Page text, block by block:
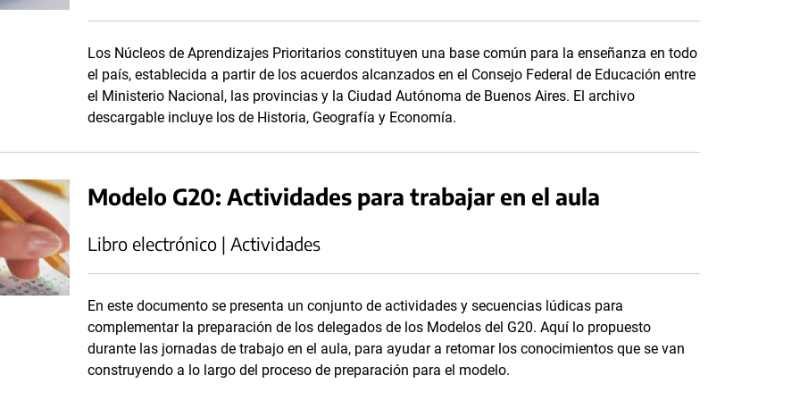
Los Núcleos de Aprendizajes Prioritarios constituyen una base común para la enseñanza en todo
el país, establecida a partir de los acuerdos alcanzados en el Consejo Federal de Educación entre
el Ministerio Nacional, las provincias y la Ciudad Autónoma de Buenos Aires. El archivo
descargable incluye los de Historia, Geografía y Economía.
Modelo G20: Actividades para trabajar en el aula
Libro electrónico | Actividades
En este documento se presenta un conjunto de actividades y secuencias lúdicas para
complementar la preparación de los delegados de los Modelos del G20. Aquí lo propuesto
durante las jornadas de trabajo en el aula, para ayudar a retomar los conocimientos que se van
construyendo a lo largo del proceso de preparación para el modelo.